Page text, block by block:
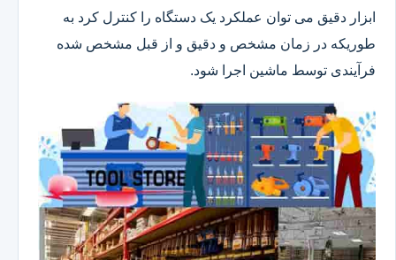
ابزار دقیق می توان عملکرد یک دستگاه را کنترل کرد به
طوریکه در زمان مشخص و دقیق و از قبل مشخص شده
فرآیندی توسط ماشین اجرا شود.